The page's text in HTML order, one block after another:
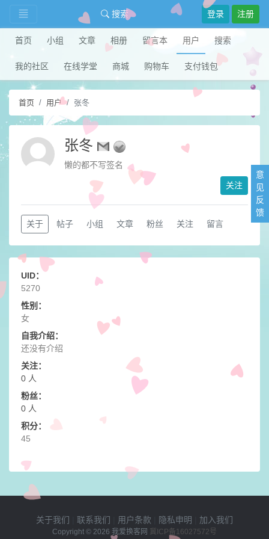
搜索 登录 注册
首页 小组 文章 相册 留言本 用户 搜索
我的社区 在线学堂 商城 购物车 支付钱包
首页 用户 张冬
张冬
懒的都不写签名
关注
关于 帖子 小组 文章 粉丝 关注 留言
UID：
5270
性别：
女
自我介绍：
还没有介绍
关注：
0 人
粉丝：
0 人
积分：
45
关于我们 联系我们 用户条款 隐私申明 加入我们
Copyright © 2026 我爱换客网 冀ICP备16027572号
意
见
反
馈